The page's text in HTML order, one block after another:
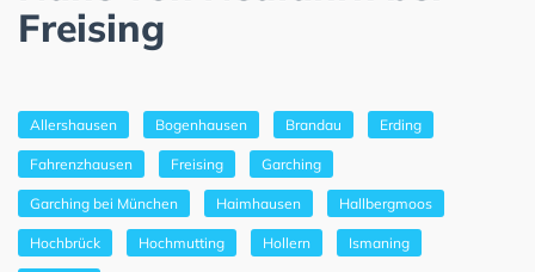
Freising
Allershausen Bogenhausen Brandau Erding
Fahrenzhausen Freising Garching
Garching bei München Haimhausen Hallbergmoos
Hochbrück Hochmutting Hollern Ismaning